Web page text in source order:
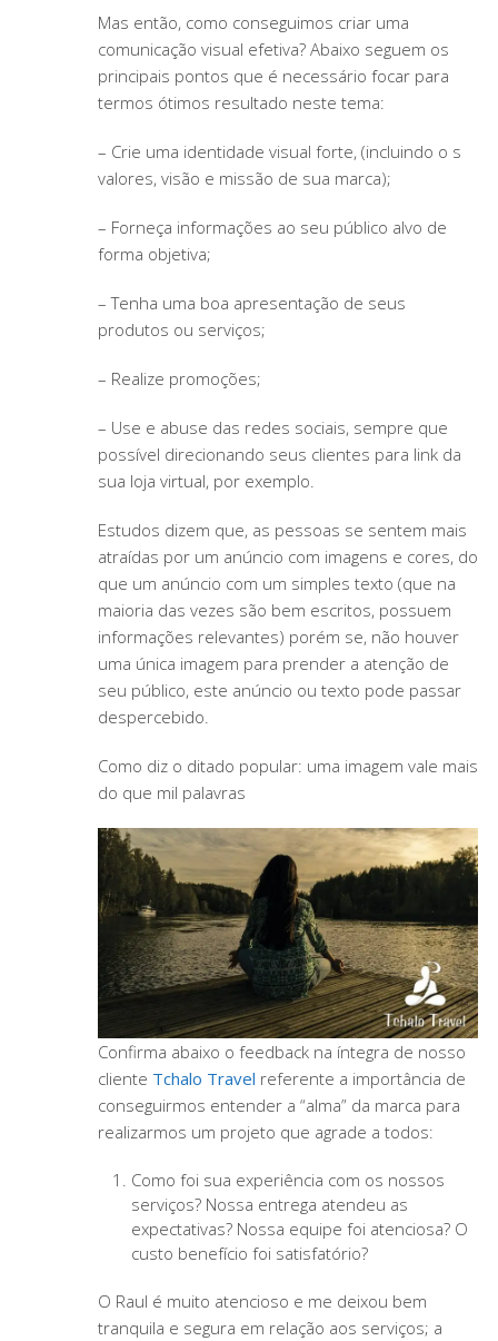
Mas então, como conseguimos criar uma
comunicação visual efetiva? Abaixo seguem os
principais pontos que é necessário focar para
termos ótimos resultado neste tema:
– Crie uma identidade visual forte, (incluindo o s
valores, visão e missão de sua marca);
– Forneça informações ao seu público alvo de
forma objetiva;
– Tenha uma boa apresentação de seus
produtos ou serviços;
– Realize promoções;
– Use e abuse das redes sociais, sempre que
possível direcionando seus clientes para link da
sua loja virtual, por exemplo.
Estudos dizem que, as pessoas se sentem mais
atraídas por um anúncio com imagens e cores, do
que um anúncio com um simples texto (que na
maioria das vezes são bem escritos, possuem
informações relevantes) porém se, não houver
uma única imagem para prender a atenção de
seu público, este anúncio ou texto pode passar
despercebido.
Como diz o ditado popular: uma imagem vale mais
do que mil palavras
Confirma abaixo o feedback na íntegra de nosso
cliente Tchalo Travel referente a importância de
conseguirmos entender a “alma” da marca para
realizarmos um projeto que agrade a todos:
Como foi sua experiência com os nossos
serviços? Nossa entrega atendeu as
expectativas? Nossa equipe foi atenciosa? O
custo benefício foi satisfatório?
O Raul é muito atencioso e me deixou bem
tranquila e segura em relação aos serviços; a